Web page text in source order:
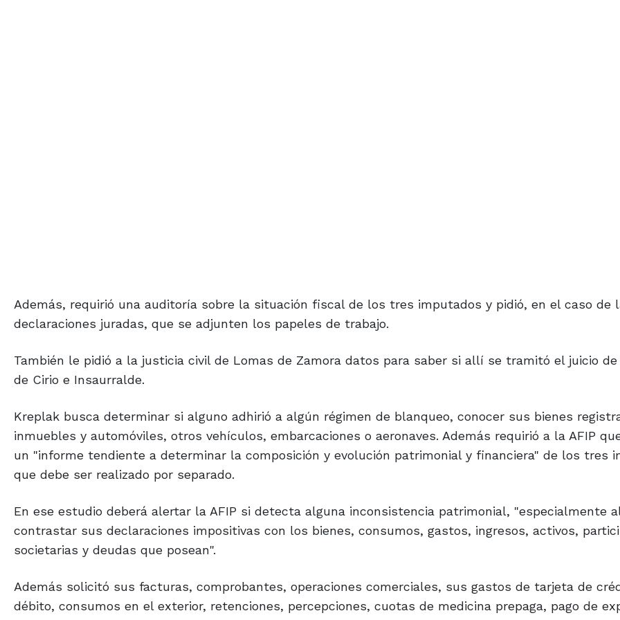
Además, requirió una auditoría sobre la situación fiscal de los tres imputados y pidió, en el caso de
declaraciones juradas, que se adjunten los papeles de trabajo.
También le pidió a la justicia civil de Lomas de Zamora datos para saber si allí se tramitó el juicio de
de Cirio e Insaurralde.
Kreplak busca determinar si alguno adhirió a algún régimen de blanqueo, conocer sus bienes
inmuebles y automóviles, otros vehículos, embarcaciones o aeronaves. Además requirió a la AFIP
un "informe tendiente a determinar la composición y evolución patrimonial y financiera" de los tres
que debe ser realizado por separado.
En ese estudio deberá alertar la AFIP si detecta alguna inconsistencia patrimonial, "especialmente
contrastar sus declaraciones impositivas con los bienes, consumos, gastos, ingresos, activos,
societarias y deudas que posean".
Además solicitó sus facturas, comprobantes, operaciones comerciales, sus gastos de tarjeta de
débito, consumos en el exterior, retenciones, percepciones, cuotas de medicina prepaga, pago de